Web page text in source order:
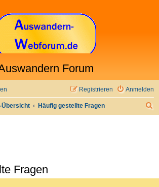
Forum
Anmelden
Registrieren
Übersicht Häufig gestellte Fragen
Fragen